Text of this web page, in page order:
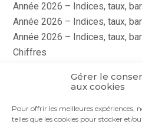
Gérer le
aux cookies
Pour offrir les meilleures expériences,
telles que les cookies pour stocker et/
Année 2026 – Indices, taux,
Année 2026 – Indices, taux,
Année 2026 – Indices, taux,
Chiffres
Le coin du dirigeant